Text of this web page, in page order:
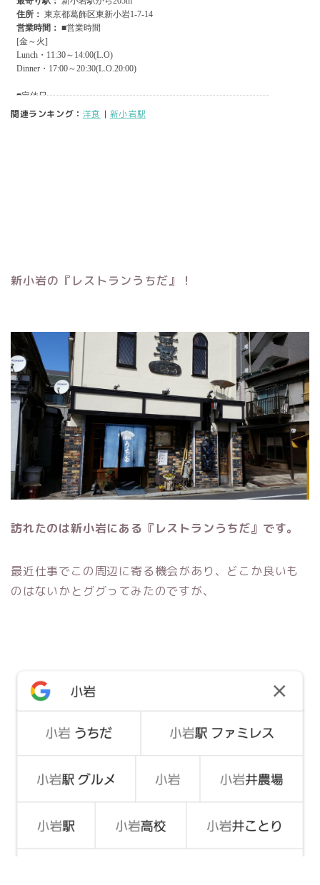
関連ランキング： 洋食 | 新小岩駅
新小岩の『レストランうちだ』！
訪れたのは新小岩にある『レストランうちだ』です。
最近仕事でこの周辺に寄る機会があり、どこか良いも
のはないかとググってみたのですが、